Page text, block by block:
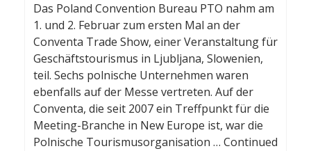
Das Poland Convention Bureau PTO nahm am
1. und 2. Februar zum ersten Mal an der
Conventa Trade Show, einer Veranstaltung für
Geschäftstourismus in Ljubljana, Slowenien,
teil. Sechs polnische Unternehmen waren
ebenfalls auf der Messe vertreten. Auf der
Conventa, die seit 2007 ein Treffpunkt für die
Meeting-Branche in New Europe ist, war die
Polnische Tourismusorganisation … Continued